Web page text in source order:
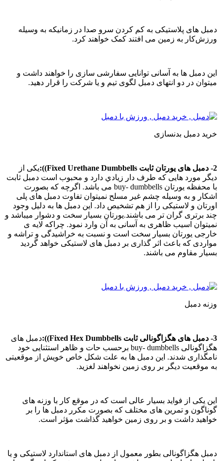
های پلاستیکی به کم کردن سرو صدا در زمانیکه به وسیله
به زمین می افتند کمک خواهند کرد.
دمبل ها به آسانی توانایی سفارشی سازی را خواهند داشت و
در دو انتهای دمبل لگوی تیم و یا شرکت را قرار دهید.
دمبل بدنسازی
یکی از
مورد هایی که طرف دار زيادي دارد و محبوب است دمبل ثابت
با محفظه یورتان buy- dumbbells می باشد. اگرچه که بصورت
و به وسیله چشم غیر مسلح نمیتوان تفاوت دمبل های پلی
و لاستیکی را از هم تشخیص داد. این دمبل ها به دلیل وجود
برتری گران تر می باشند.یورتان بسیار سخت و دشوار میباشد و
اسیب ظاهری به آسانی به آن وارد نمود. چرا‌که لایه ی
یورتان بسیار سخت است و نسبت به خراشیدگی و تراشه و
که باعث اثر گذاری بر دمبل های لاستیکی خواهد گردید
مقاوم می باشند.
دمبل
دمبل های
هگزاگونالی buy- dumbbells برحسب حات و ظاهر استثنایی خود
شدند. این دمبل ها به علت شکل خاص خویش از موقعیتی
موقعیت ديگر بر روی زمین نخواهند لغزید.
یکی از فواید بسیار عالی است که در موقع کار با وزنه های
و تمرین های مختلف که بصورت مکرر دمبل ها را بر
داشت و بر روی زمین خواهید گذاشت مؤثر است.
هگزاگونالی بطور معمول از دمبل های استاندارد لاستیکی و یا